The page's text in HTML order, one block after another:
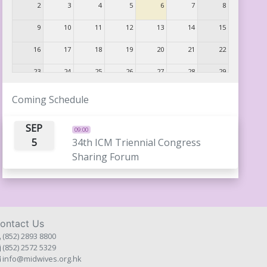
2
3 4 5 6 7 8
9 10 11 12 13 14 15
16 17 18 19 20 21 22
23 24 25 26 27 28 29
Coming Schedule
SEP
5
09:00
34th ICM Triennial Congress
Sharing Forum
Us
(852) 2893 8800
(852) 2572 5329
info@midwives.org.hk